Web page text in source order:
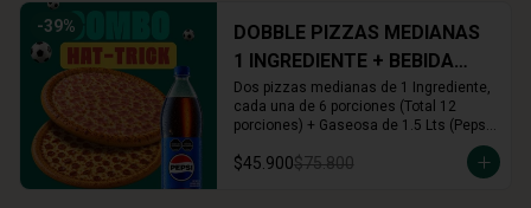
-39%
DOBBLE PIZZAS MEDIANAS
1 INGREDIENTE + BEBIDA
1.5L
Dos pizzas medianas de 1 Ingrediente,
cada una de 6 porciones (Total 12
porciones) + Gaseosa de 1.5 Lts (Pepsi,
$45.900$75.800